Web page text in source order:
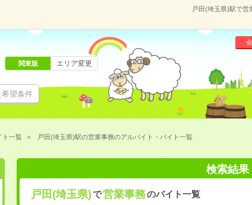
戸田(埼玉県)駅で営
望条件
関東版 エリア変更
ト一覧 戸田(埼玉県)駅の営業事務のアルバイト・バイト一覧
検索結果
戸田(埼玉県)で営業事務のバイト一覧